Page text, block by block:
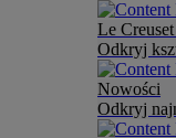
Le
Odkryj
Nowości
Odkryj